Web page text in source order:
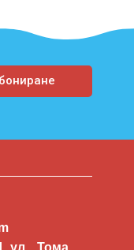
ул. „Тома